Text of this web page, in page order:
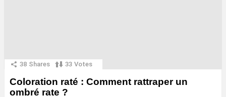
38 Shares 33 Votes
Coloration raté : Comment rattraper un
ombré rate ?